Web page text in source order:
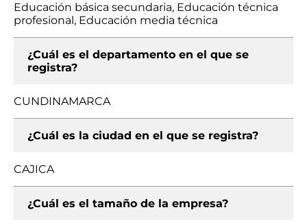
Educación básica secundaria, Educación técnica
profesional, Educación media técnica
¿Cuál es el departamento en el que se
registra?
CUNDINAMARCA
¿Cuál es la ciudad en el que se registra?
CAJICA
¿Cuál es el tamaño de la empresa?